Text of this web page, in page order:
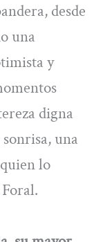
desde
una
y
digna
una
lo